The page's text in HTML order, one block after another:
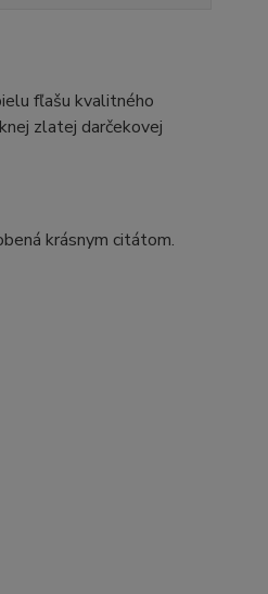
fľašu kvalitného
zlatej darčekovej
krásnym citátom.